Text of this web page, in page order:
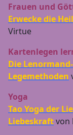
Frauen und
Erwecke die
Virtue
Kartenlegen
Die
Legemethoden
Yoga
Tao Yoga der
Liebeskraftvon